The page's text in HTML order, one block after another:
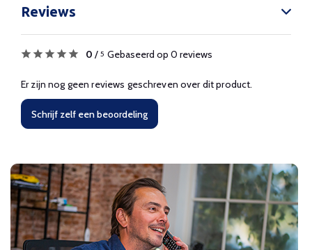
Reviews
0 / 5 Gebaseerd op 0 reviews
Er zijn nog geen reviews geschreven over dit product.
Schrijf zelf een beoordeling